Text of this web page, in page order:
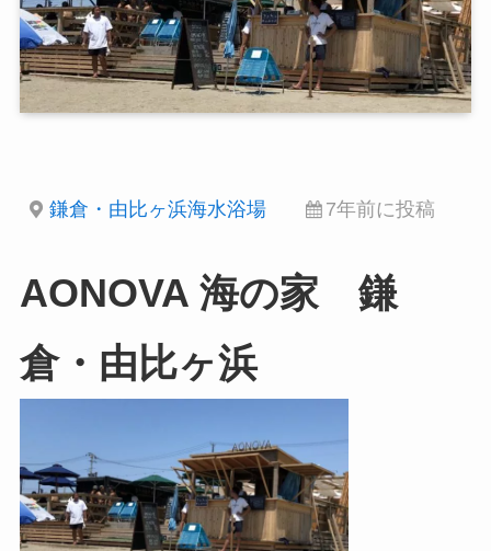
鎌倉・由比ヶ浜海水浴場 7年前に投稿
AONOVA 海の家 鎌
倉・由比ヶ浜